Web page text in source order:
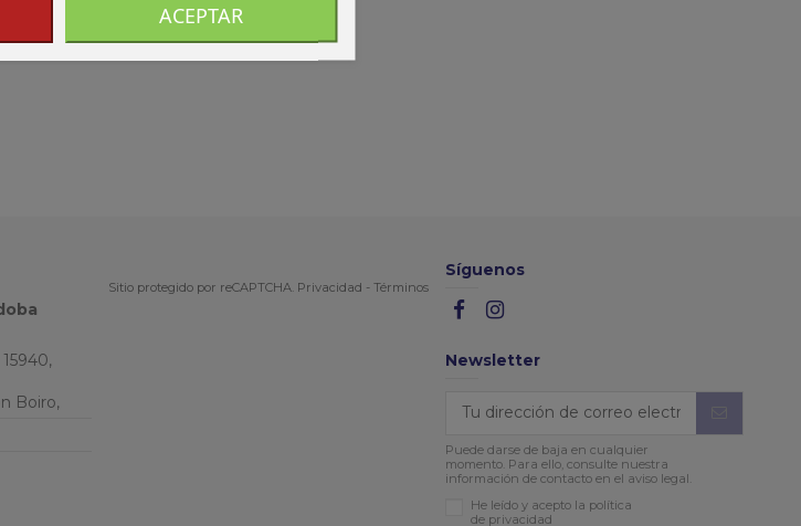
Boiro,
Sitio protegido por reCAPTCHA. Privacidad - Términos
ACEPTAR
Síguenos
Newsletter
Puede darse de baja en cualquier
momento. Para ello, consulte nuestra
información de contacto en el aviso legal.
He leído y acepto la política
de privacidad